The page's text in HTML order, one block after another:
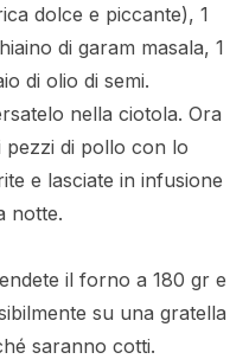
dolce e piccante), 1
di garam masala, 1
di olio di semi.
nella ciotola. Ora
pezzi di pollo con lo
e lasciate in infusione
notte.
il forno a 180 gr e
su una gratella
saranno cotti.